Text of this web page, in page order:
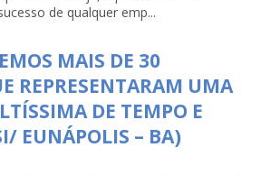
de qualquer emp...
MAIS DE 30
REPRESENTARAM UMA
DE TEMPO E
EUNÁPOLIS – BA)